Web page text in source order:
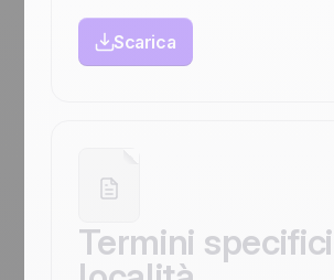
Scarica
Termini